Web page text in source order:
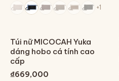
+1
Túi nữ MICOCAH Yuka
dáng hobo cá tính cao
cấp
₫669,000